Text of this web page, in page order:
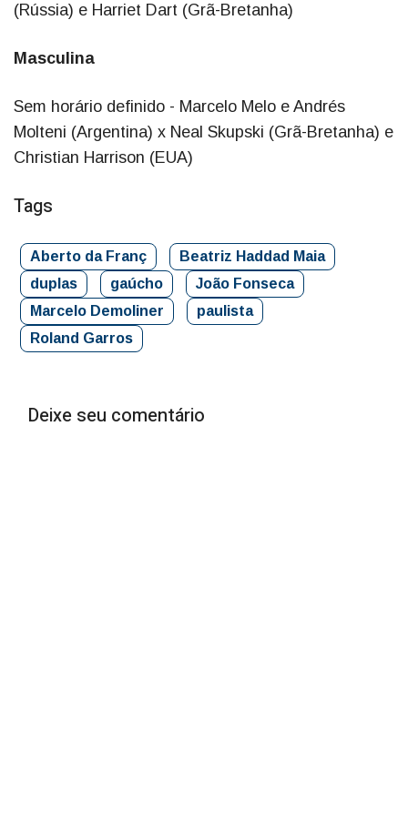
(Rússia) e Harriet Dart (Grã-Bretanha)
Masculina
Sem horário definido - Marcelo Melo e Andrés
Molteni (Argentina) x Neal Skupski (Grã-Bretanha) e
Christian Harrison (EUA)
Tags
Aberto da Franç
Beatriz Haddad Maia
duplas
gaúcho
João Fonseca
Marcelo Demoliner
paulista
Roland Garros
Deixe seu comentário